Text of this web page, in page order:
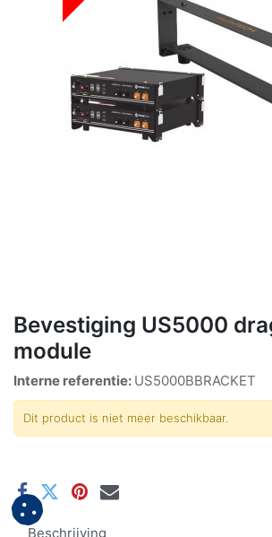
Bevestiging US5000
module
Interne referentie: US5000BBRACKET
Dit product is niet meer beschikbaar.
Beschrijving